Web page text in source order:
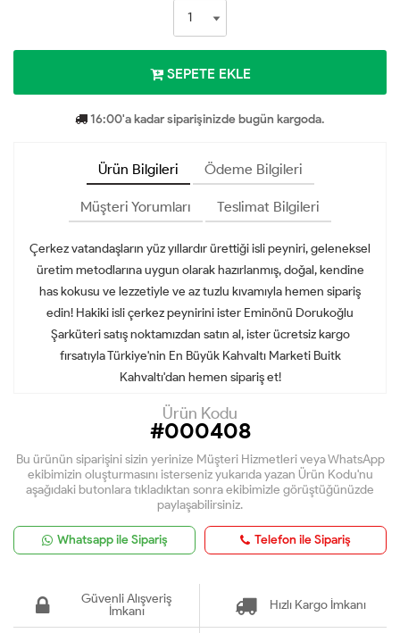
SEPETE EKLE
16:00'a kadar siparişinizde bugün kargoda.
Ürün Bilgileri Ödeme Bilgileri
Müşteri Yorumları Teslimat Bilgileri
Çerkez vatandaşların yüz yıllardır ürettiği isli peyniri, geleneksel
üretim metodlarına uygun olarak hazırlanmış, doğal, kendine
has kokusu ve lezzetiyle ve az tuzlu kıvamıyla hemen sipariş
edin! Hakiki isli çerkez peynirini ister Eminönü Dorukoğlu
Şarküteri satış noktamızdan satın al, ister ücretsiz kargo
fırsatıyla Türkiye'nin En Büyük Kahvaltı Marketi Buitk
Kahvaltı'dan hemen sipariş et!
Ürün Kodu
#000408
Bu ürünün siparişini sizin yerinize Müşteri Hizmetleri veya WhatsApp
ekibimizin oluşturmasını isterseniz yukarıda yazan Ürün Kodu'nu
aşağıdaki butonlara tıkladıktan sonra ekibimizle görüştüğünüzde
paylaşabilirsiniz.
Whatsapp ile Sipariş Telefon ile Sipariş
Güvenli Alışveriş
İmkanı
Hızlı Kargo İmkanı